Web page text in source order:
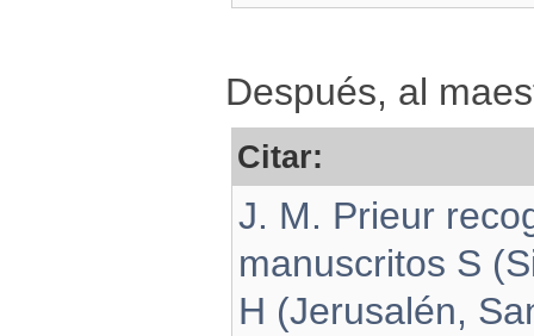
Después, al
Citar:
J. M. Prieur
manuscritos S
H (Jerusalén,